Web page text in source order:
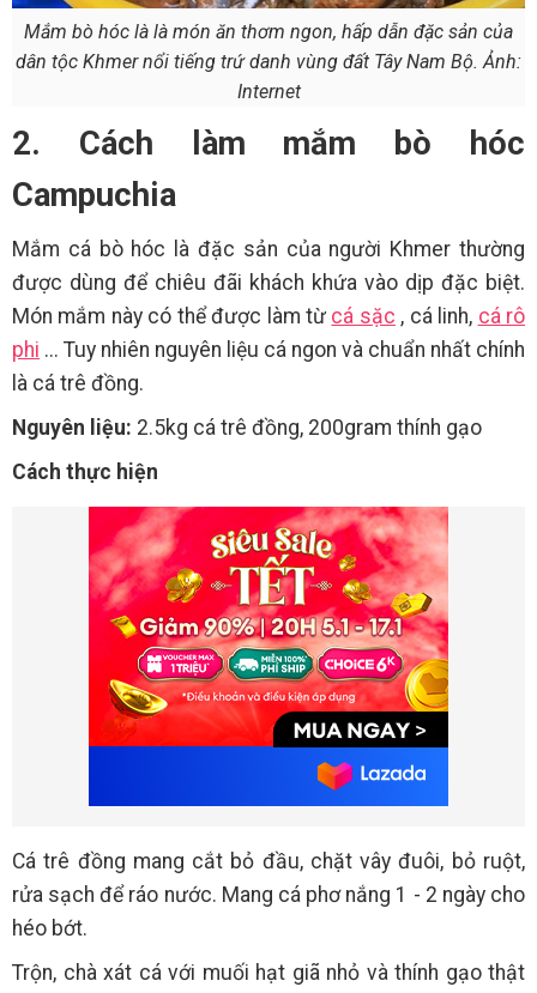
Mắm bò hóc là là món ăn thơm ngon, hấp dẫn đặc sản của
dân tộc Khmer nổi tiếng trứ danh vùng đất Tây Nam Bộ. Ảnh:
Internet
2. Cách làm mắm bò hóc
Campuchia
Mắm cá bò hóc là đặc sản của người Khmer thường
được dùng để chiêu đãi khách khứa vào dịp đặc biệt.
Món mắm này có thể được làm từ cá sặc , cá linh, cá rô
phi ... Tuy nhiên nguyên liệu cá ngon và chuẩn nhất chính
là cá trê đồng.
Nguyên liệu: 2.5kg cá trê đồng, 200gram thính gạo
Cách thực hiện
Cá trê đồng mang cắt bỏ đầu, chặt vây đuôi, bỏ ruột,
rửa sạch để ráo nước. Mang cá phơ nắng 1 - 2 ngày cho
héo bớt.
Trộn, chà xát cá với muối hạt giã nhỏ và thính gạo thật